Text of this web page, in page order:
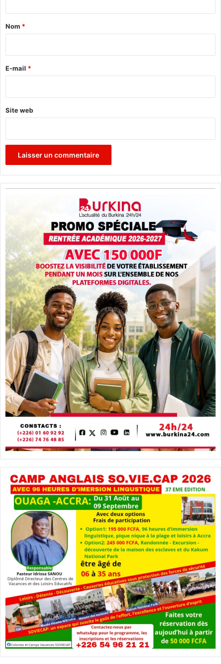
a
e
Nom *
E-mail *
Site web